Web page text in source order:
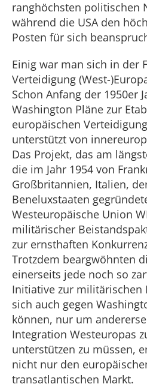
ranghöchsten politischen
während die USA den
Posten für sich
Einig war man sich in der
Verteidigung (West-
Schon Anfang der 1950er
Washington Pläne zur
europäischen
unterstützt von
Das Projekt, das am
die im Jahr 1954 von
Großbritannien, Italien,
Beneluxstaaten
Westeuropäische Union
militärischer
zur ernsthaften
Trotzdem beargwöhnten
einerseits jede noch so
Initiative zur militärischen
sich auch gegen
können, nur um
Integration Westeuropas
unterstützen zu müssen,
nicht nur den
transatlantischen Markt.